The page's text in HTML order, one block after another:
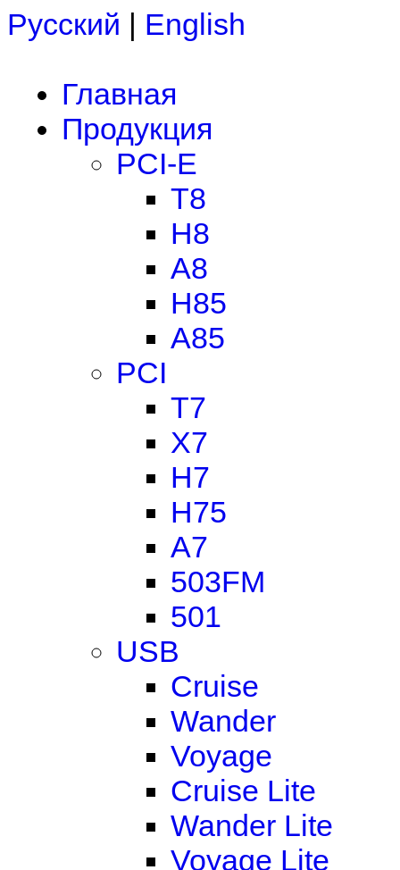
Русский | English
Главная
Продукция
PCI-E
T8
H8
A8
H85
A85
PCI
T7
X7
H7
H75
A7
503FM
501
USB
Cruise
Wander
Voyage
Cruise Lite
Wander Lite
Voyage Lite